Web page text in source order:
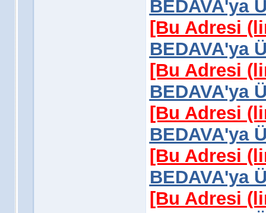
BEDAVA'ya
[Bu Adresi
BEDAVA'ya
[Bu Adresi
BEDAVA'ya
[Bu Adresi
BEDAVA'ya
[Bu Adresi
BEDAVA'ya
[Bu Adresi